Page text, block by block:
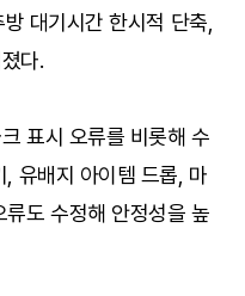
대기시간 한시적 단축,
다.
표시 오류를 비롯해 수
유배지 아이템 드롭, 마
도 수정해 안정성을 높